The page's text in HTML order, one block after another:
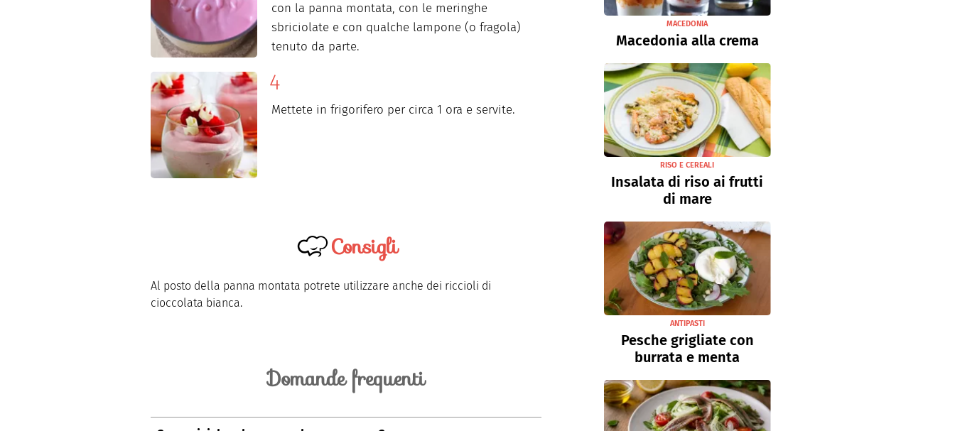
con la panna montata, con le meringhe
sbriciolate e con qualche lampone (o fragola)
tenuto da parte.
Mettete in frigorifero per circa 1 ora e servite.
Consigli
Al posto della panna montata potrete utilizzare anche dei riccioli di
cioccolata bianca.
Domande frequenti
MACEDONIA
Macedonia alla crema
RISO E CEREALI
Insalata di riso ai frutti
di mare
ANTIPASTI
Pesche grigliate con
burrata e menta